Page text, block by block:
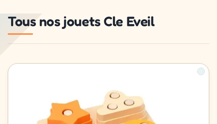
Tous nos jouets Cle Eveil